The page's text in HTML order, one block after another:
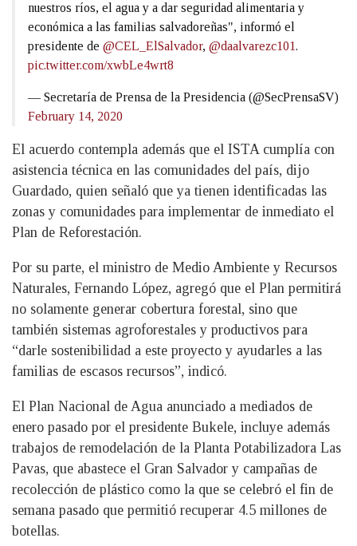
nuestros ríos, el agua y a dar seguridad alimentaria y
económica a las familias salvadoreñas", informó el
presidente de @CEL_ElSalvador, @daalvarezc101.
pic.twitter.com/xwbLe4wrt8
— Secretaría de Prensa de la Presidencia (@SecPrensaSV)
February 14, 2020
El acuerdo contempla además que el ISTA cumplía con
asistencia técnica en las comunidades del país, dijo
Guardado, quien señaló que ya tienen identificadas las
zonas y comunidades para implementar de inmediato el
Plan de Reforestación.
Por su parte, el ministro de Medio Ambiente y Recursos
Naturales, Fernando López, agregó que el Plan permitirá
no solamente generar cobertura forestal, sino que
también sistemas agroforestales y productivos para
“darle sostenibilidad a este proyecto y ayudarles a las
familias de escasos recursos”, indicó.
El Plan Nacional de Agua anunciado a mediados de
enero pasado por el presidente Bukele, incluye además
trabajos de remodelación de la Planta Potabilizadora Las
Pavas, que abastece el Gran Salvador y campañas de
recolección de plástico como la que se celebró el fin de
semana pasado que permitió recuperar 4.5 millones de
botellas.